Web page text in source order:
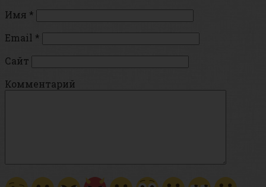
Имя *
Email *
Сайт
Комментарий